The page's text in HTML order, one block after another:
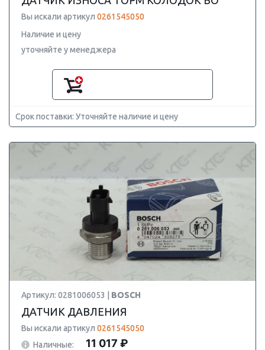
Вы искали артикул 0261545050
Наличие и цену
уточняйте у менеджера
Срок поставки: Уточняйте наличие и цену
Артикул: 0281006053 | BOSCH
ДАТЧИК ДАВЛЕНИЯ
Вы искали артикул 0261545050
Наличные:
11 017 ₽